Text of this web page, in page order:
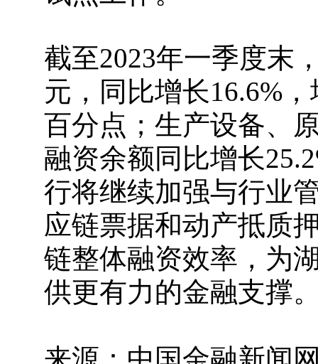
截至2023年一季度末
元，同比增长16.6%
百分点；生产设备、
融资余额同比增长
行将继续加强与行业
应链票据和动产抵质
链整体融资效率，为
供更有力的金融支撑